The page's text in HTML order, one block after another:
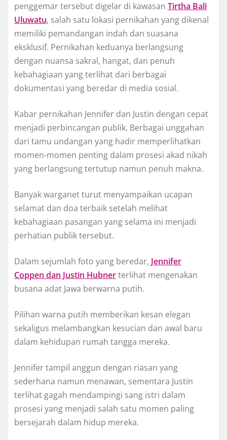
penggemar tersebut digelar di kawasan Tirtha Bali
Uluwatu, salah satu lokasi pernikahan yang dikenal
memiliki pemandangan indah dan suasana
eksklusif. Pernikahan keduanya berlangsung
dengan nuansa sakral, hangat, dan penuh
kebahagiaan yang terlihat dari berbagai
dokumentasi yang beredar di media sosial.
Kabar pernikahan Jennifer dan Justin dengan cepat
menjadi perbincangan publik. Berbagai unggahan
dari tamu undangan yang hadir memperlihatkan
momen-momen penting dalam prosesi akad nikah
yang berlangsung tertutup namun penuh makna.
Banyak warganet turut menyampaikan ucapan
selamat dan doa terbaik setelah melihat
kebahagiaan pasangan yang selama ini menjadi
perhatian publik tersebut.
Dalam sejumlah foto yang beredar, Jennifer
Coppen dan Justin Hubnerterlihat mengenakan
busana adat Jawa berwarna putih.
Pilihan warna putih memberikan kesan elegan
sekaligus melambangkan kesucian dan awal baru
dalam kehidupan rumah tangga mereka.
Jennifer tampil anggun dengan riasan yang
sederhana namun menawan, sementara Justin
terlihat gagah mendampingi sang istri dalam
prosesi yang menjadi salah satu momen paling
bersejarah dalam hidup mereka.